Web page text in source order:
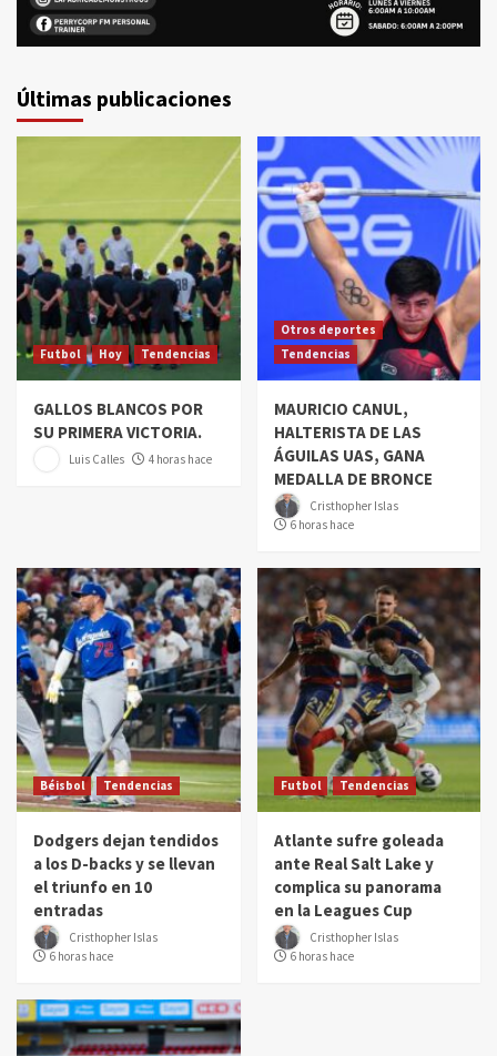
Últimas publicaciones
Futbol Hoy Tendencias
GALLOS BLANCOS POR
SU PRIMERA VICTORIA.
Luis Calles 4 horas hace
Otros deportes
Tendencias
MAURICIO CANUL,
HALTERISTA DE LAS
ÁGUILAS UAS, GANA
MEDALLA DE BRONCE
Cristhopher Islas
6 horas hace
Béisbol Tendencias
Dodgers dejan tendidos
a los D-backs y se llevan
el triunfo en 10
entradas
Cristhopher Islas
6 horas hace
Futbol Tendencias
Atlante sufre goleada
ante Real Salt Lake y
complica su panorama
en la Leagues Cup
Cristhopher Islas
6 horas hace